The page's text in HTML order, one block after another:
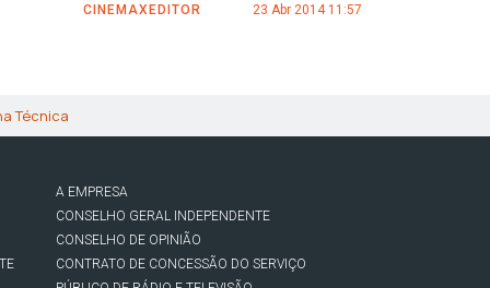
CINEMAXEDITOR 23 Abr 2014 11:57
Técnica
A EMPRESA
CONSELHO GERAL INDEPENDENTE
CONSELHO DE OPINIÃO
CONTRATO DE CONCESSÃO DO SERVIÇO